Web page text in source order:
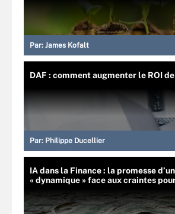
Par: James Kofalt
DAF : comment augmenter le ROI
Par: Philippe Ducellier
IA dans la Finance : la promesse
« dynamique » face aux craintes